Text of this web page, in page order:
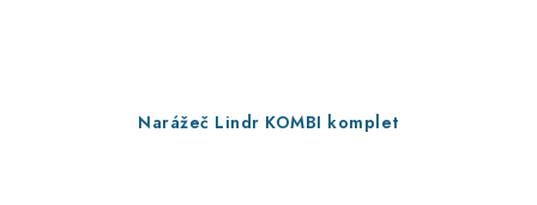
Narážeč Lindr KOMBI komplet